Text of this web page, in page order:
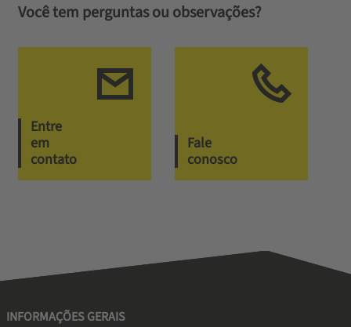
Você tem perguntas ou observações?
Entre
em
contato
Fale
conosco
INFORMAÇÕES GERAIS